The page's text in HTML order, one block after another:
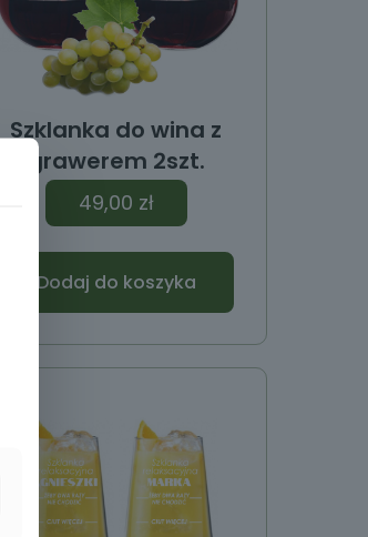
Szklanka do wina z
grawerem 2szt.
49,00 zł
Dodaj do koszyka